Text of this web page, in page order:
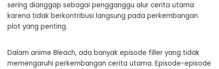
sering dianggap sebagai pengganggu alur cerita utama
karena tidak berkontribusi langsung pada perkembangan
plot yang penting.
Dalam anime Bleach, ada banyak episode filler yang tidak
memengaruhi perkembangan cerita utama. Episode-episode